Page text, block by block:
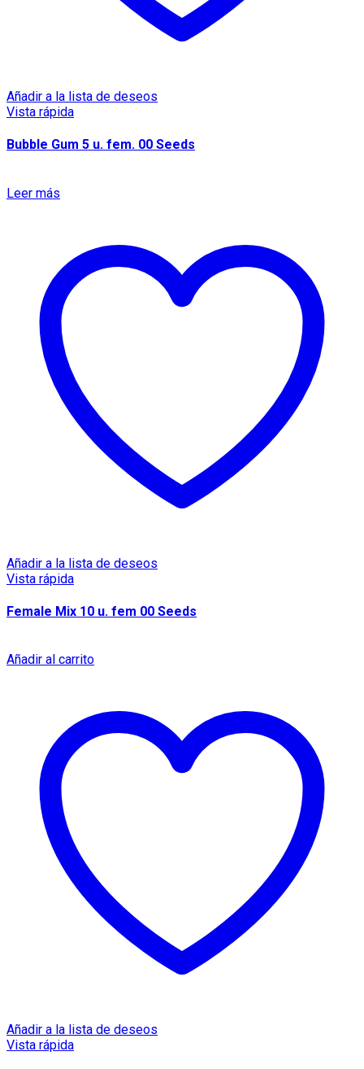
Añadir a la lista de deseos
Vista rápida
Bubble Gum 5 u. fem. 00 Seeds
Leer más
Añadir a la lista de deseos
Vista rápida
Female Mix 10 u. fem 00 Seeds
Añadir al carrito
Añadir a la lista de deseos
Vista rápida